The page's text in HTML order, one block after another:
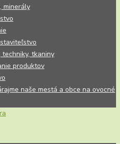
minerály
techniky, tkaniny
produktov
naše mestá a obce na ovocné